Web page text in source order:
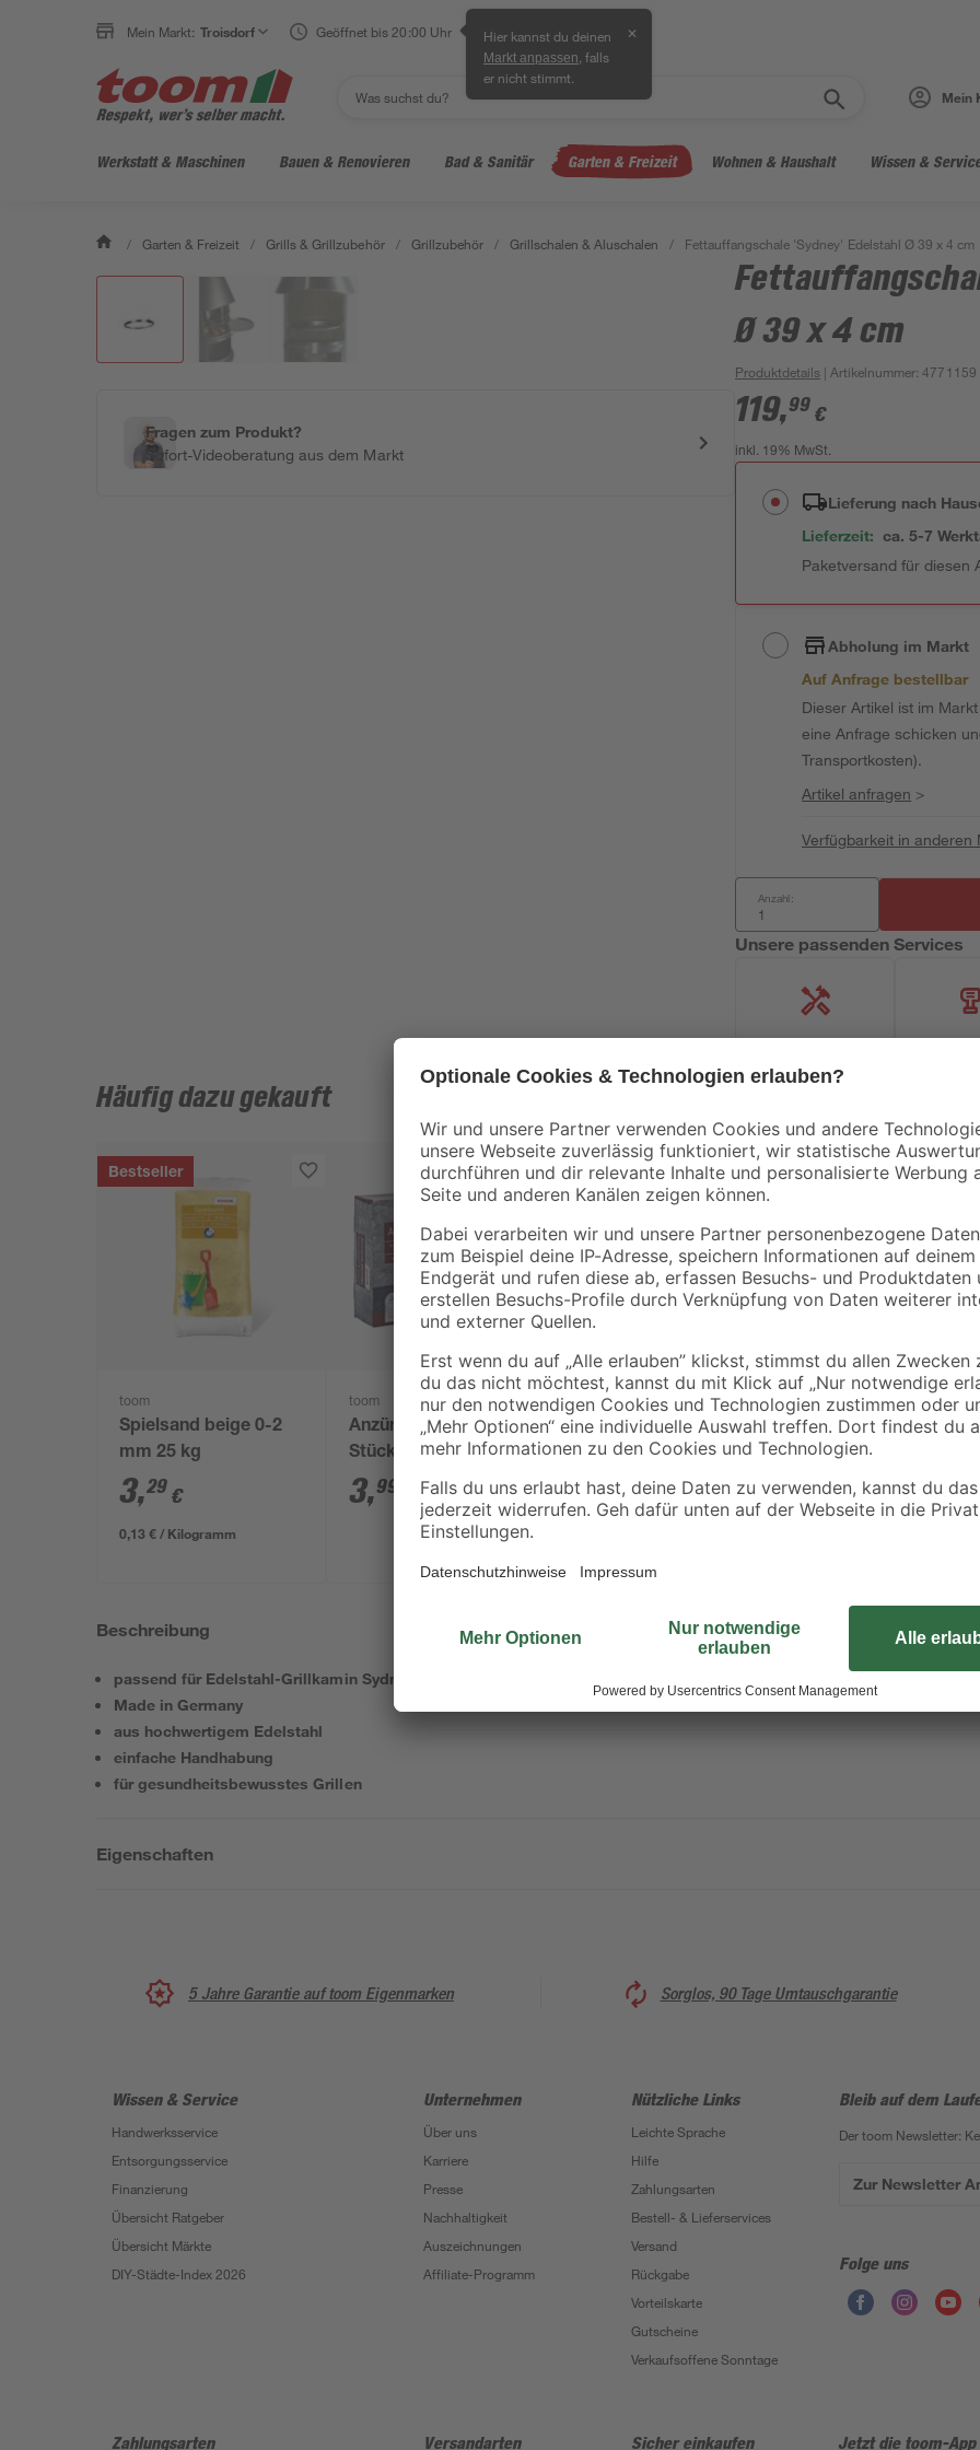
Mein Markt: Troisdorf Geöffnet bis 20:00 Uhr Hier kannst du deinen
Markt anpassen , falls
er nicht stimmt.
✕
Mein
Werkstatt & Maschinen Bauen & Renovieren Bad & Sanitär Garten & Freizeit Wohnen & Haushalt Wissen &
/ Garten & Freizeit / Grills & Grillzubehör / Grillzubehör / Grillschalen & Aluschalen / Fettauffangschale 'Sydney' Edelstahl Ø 39 x 4 cm
Fragen zum Produkt?
Sofort-Videoberatung aus dem Markt
Ø 39 x 4 cm
Produktdetails | Artikelnummer:4771159
119,99 €
inkl. 19% MwSt.
Lieferung nach
Lieferzeit: ca. 5-7
Paketversand für diesen
Abholung im Markt
Auf Anfrage bestellbar
Dieser Artikel ist im
eine Anfrage schicken
Transportkosten).
Artikel anfragen >
Verfügbarkeit in anderen
Anzahl:
Unsere passenden Services
Handwerksservice
Häufig dazu gekauft
Bestseller
toom
Spielsand beige 0-2
mm 25 kg
3,29 €
0,13 € / Kilogramm
toom
Anzündwürfel 64
Stück
3,99
Mengenrabatt
B1
Rindenmulch 0-40
mm 40 l
3,99 €
toom
Grillanzünder 1 l
4,99 €
Beschreibung
passend für Edelstahl-Grillkamin Sydney
Made in Germany
aus hochwertigem Edelstahl
einfache Handhabung
für gesundheitsbewusstes Grillen
Mit der Fettauffangschale
tropft. Damit sorgst du für ein
Eigenschaften
5 Jahre Garantie auf toom Eigenmarken Sorglos, 90 Tage Umtauschgarantie
Wissen & Service
Handwerksservice
Entsorgungsservice
Finanzierung
Übersicht Ratgeber
Übersicht Märkte
DIY-Städte-Index 2026
Unternehmen
Über uns
Karriere
Presse
Nachhaltigkeit
Auszeichnungen
Affiliate-Programm
Nützliche Links
Leichte Sprache
Hilfe
Zahlungsarten
Bestell- & Lieferservices
Versand
Rückgabe
Vorteilskarte
Gutscheine
Verkaufsoffene Sonntage
Bleib auf dem
Der toom Newsletter:
Zur Newsletter
Folge uns
Zahlungsarten Versandarten Sicher einkaufen Jetzt die toom-